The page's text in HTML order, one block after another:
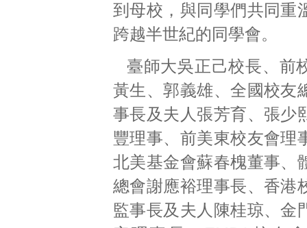
到母校，與同學們共同重
跨越半世紀的同學會。
臺師大吳正己校長、前
黃生、郭義雄、全國校友
事長及夫人張芳育、張少
豐理事、前美東校友會理
北美基金會蘇春槐董事、
總會謝應裕理事長、香港
監事長及夫人陳桂琼、金